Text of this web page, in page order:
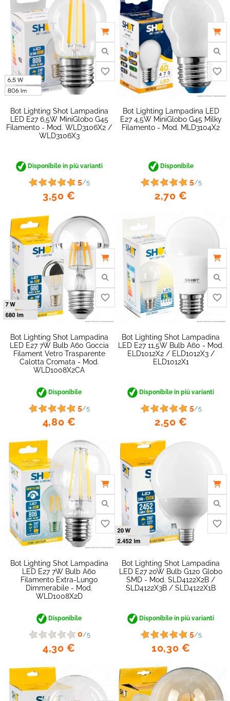
favorite_border
favorite_border
Bot Lighting Shot Lampadina
LED E27 6,5W MiniGlobo G45
Filamento - Mod. WLD3106X2 /
WLD3106X3
Disponibile in più varianti
5/5
3,50 €
favorite_border
Bot Lighting Lampadina LED
E27 4,5W MiniGlobo G45 Milky
Filamento - Mod. MLD3104X2
Disponibile
5/5
2,70 €
Bot Lighting Shot Lampadina
LED E27 7W Bulb A60 Goccia
Filament Vetro Trasparente
Calotta Cromata - Mod.
WLD1008X2CA
Disponibile
5/5
4,80 €
Bot Lighting Shot Lampadina
LED E27 11,5W Bulb A60 - Mod.
ELD1012X2 / ELD1012X3 /
ELD1012X1
Disponibile in più varianti
5/5
2,50 €
Bot Lighting Shot Lampadina
LED E27 7W Bulb A60
Filamento Extra-Lungo
Dimmerabile - Mod.
WLD1008X2D
Disponibile
0/5
4,30 €
Bot Lighting Shot Lampadina
LED E27 20W Bulb G120 Globo
SMD - Mod. SLD4122X2B /
SLD4122X3B / SLD4122X1B
Disponibile in più varianti
5/5
10,30 €